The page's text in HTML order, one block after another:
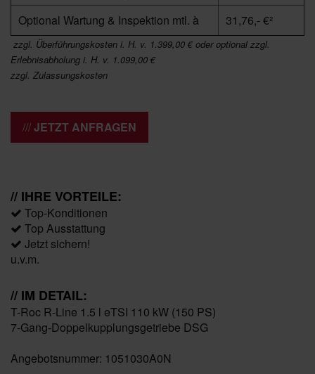
Optional Wartung & Inspektion mtl. à
31,76,- €²
zzgl. Überführungskosten i. H. v. 1.399,00 € oder optional zzgl.
Erlebnisabholung i. H. v. 1.099,00 €
zzgl. Zulassungskosten
JETZT ANFRAGEN
// IHRE VORTEILE:
Top-Konditionen
Top Ausstattung
Jetzt sichern!
u.v.m.
// IM DETAIL:
T-Roc R-Line 1.5 l eTSI 110 kW (150 PS)
7-Gang-Doppelkupplungsgetriebe DSG
Angebotsnummer: 1051030A0N